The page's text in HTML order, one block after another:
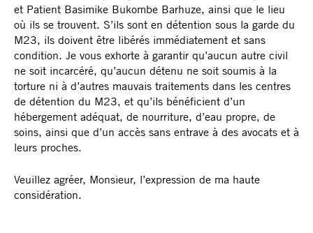
et Patient Basimike Bukombe Barhuze, ainsi que le lieu
où ils se trouvent. S’ils sont en détention sous la garde du
M23, ils doivent être libérés immédiatement et sans
condition. Je vous exhorte à garantir qu’aucun autre civil
ne soit incarcéré, qu’aucun détenu ne soit soumis à la
torture ni à d’autres mauvais traitements dans les centres
de détention du M23, et qu’ils bénéficient d’un
hébergement adéquat, de nourriture, d’eau propre, de
soins, ainsi que d’un accès sans entrave à des avocats et à
leurs proches.
Veuillez agréer, Monsieur, l’expression de ma haute
considération.